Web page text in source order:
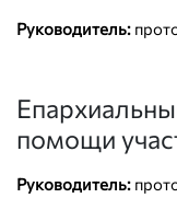
Руководитель:
помощи
Руководитель: